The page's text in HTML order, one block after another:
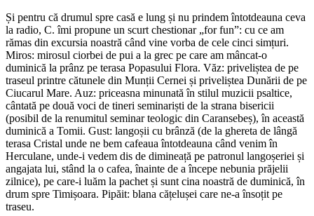
Și pentru că drumul spre casă e lung și nu prindem întotdeauna ceva
la radio, C. îmi propune un scurt chestionar „for fun”: cu ce am
rămas din excursia noastră când vine vorba de cele cinci simțuri.
Miros: mirosul ciorbei de pui a la grec pe care am mâncat-o
duminică la prânz pe terasa Popasului Flora. Văz: priveliștea de pe
traseul printre cătunele din Munții Cernei și priveliștea Dunării de pe
Ciucarul Mare. Auz: priceasna minunată în stilul muzicii psaltice,
cântată pe două voci de tineri seminariști de la strana bisericii
(posibil de la renumitul seminar teologic din Caransebeș), în această
duminică a Tomii. Gust: langoșii cu brânză (de la ghereta de lângă
terasa Cristal unde ne bem cafeaua întotdeauna când venim în
Herculane, unde-i vedem dis de dimineață pe patronul langoșeriei și
angajata lui, stând la o cafea, înainte de a începe nebunia prăjelii
zilnice), pe care-i luăm la pachet și sunt cina noastră de duminică, în
drum spre Timișoara. Pipăit: blana cățelușei care ne-a însoțit pe
traseu.